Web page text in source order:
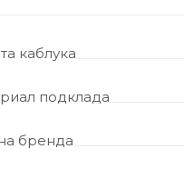
каблука
подклада
бренда